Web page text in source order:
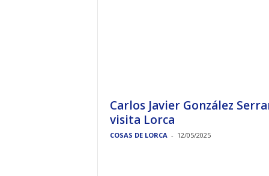
Carlos Javier González
visita Lorca
COSAS DE LORCA - 12/05/2025